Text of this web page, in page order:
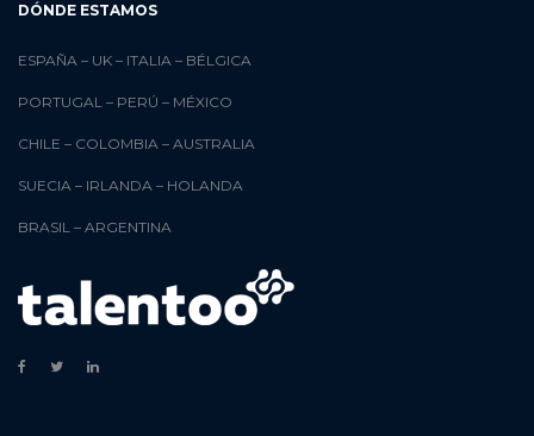
DÓNDE ESTAMOS
ESPAÑA – UK – ITALIA – BÉLGICA
PORTUGAL – PERÚ – MÉXICO
CHILE – COLOMBIA – AUSTRALIA
SUECIA – IRLANDA – HOLANDA
BRASIL – ARGENTINA